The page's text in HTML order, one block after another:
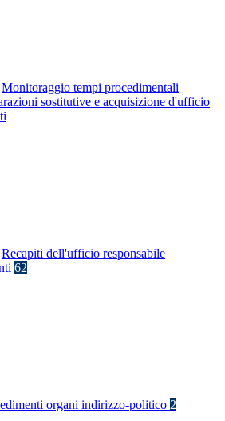
Monitoraggio tempi procedimentali
sostitutive e acquisizione d'ufficio
Recapiti dell'ufficio responsabile
62
organi indirizzo-politico 2